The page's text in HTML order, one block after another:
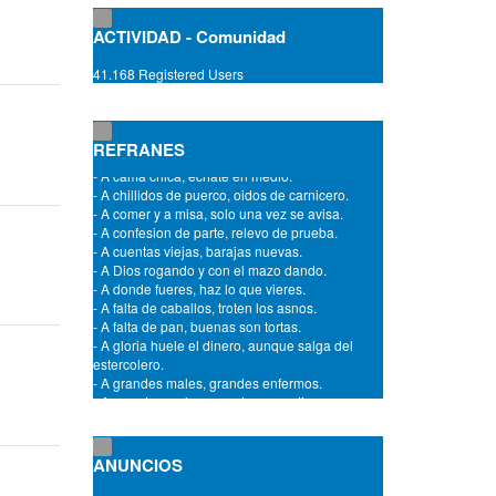
ACTIVIDAD - Comunidad
41.168 Registered Users
REFRANES
- A caballo regalado no hay que mirarle el
diente.
- A cada cerdo le llega su San Martin.
- A cada puerta, su dueña.
- A cada santo le llega su dia.
- A cada uno, Dios da el castigo que merece.
- A cama chica, echate en medio.
- A chillidos de puerco, oidos de carnicero.
- A comer y a misa, solo una vez se avisa.
- A confesion de parte, relevo de prueba.
- A cuentas viejas, barajas nuevas.
- A Dios rogando y con el mazo dando.
- A donde fueres, haz lo que vieres.
- A falta de caballos, troten los asnos.
- A falta de pan, buenas son tortas.
- A gloria huele el dinero, aunque salga del
estercolero.
- A grandes males, grandes enfermos.
- A grandes males, grandes remedios.
- A grandes penas, pañuelos gigantes.
- A la aguja buen hilo, y a la mujer buen marido.
- A la cama no te iras sin saber una cosa mas.
- A la fea, el caudal de su padre la hermosea.
ANUNCIOS